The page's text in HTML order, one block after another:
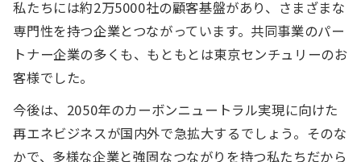
私たちには約2万5000社の顧客基盤があり、さまざまな
専門性を持つ企業とつながっています。共同事業のパー
トナー企業の多くも、もともとは東京センチュリーのお
客様でした。
今後は、2050年のカーボンニュートラル実現に向けた
再エネビジネスが国内外で急拡大するでしょう。そのな
かで、多様な企業と強固なつながりを持つ私たちだから